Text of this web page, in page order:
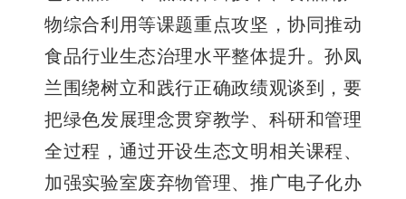
物综合利用等课题重点攻坚，协同推动
食品行业生态治理水平整体提升。孙凤
兰围绕树立和践行正确政绩观谈到，要
把绿色发展理念贯穿教学、科研和管理
全过程，通过开设生态文明相关课程、
加强实验室废弃物管理、推广电子化办